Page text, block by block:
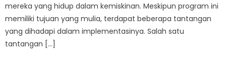
mereka yang hidup dalam kemiskinan. Meskipun program ini
memiliki tujuan yang mulia, terdapat beberapa tantangan
yang dihadapi dalam implementasinya. Salah satu
tantangan […]